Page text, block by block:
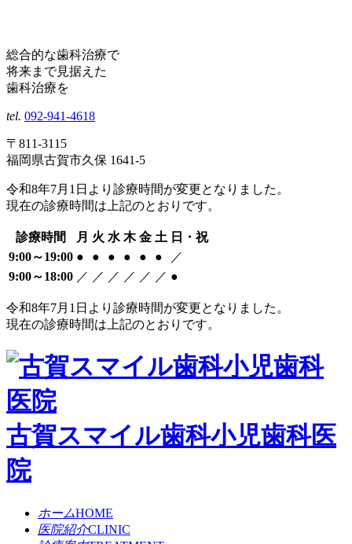
総合的な歯科治療で
将来まで見据えた
歯科治療を
tel. 092-941-4618
〒811-3115
福岡県古賀市久保 1641-5
令和8年7月1日より診療時間が変更となりました。
現在の診療時間は上記のとおりです。
診療時間 月 火 水 木 金 土 日・祝
9:00～19:00 ● ● ● ● ● ●
／
9:00～18:00 ／ ／ ／ ／ ／ ／ ●
令和8年7月1日より診療時間が変更となりました。
現在の診療時間は上記のとおりです。
古賀スマイル歯科小児歯科医
院
ホームHOME
医院紹介CLINIC